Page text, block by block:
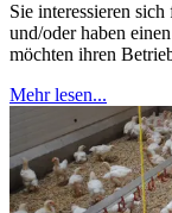
Sie interessieren
und/oder haben
möchten ihren
Mehr lesen...